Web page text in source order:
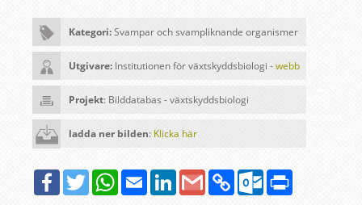
Kategori:Svampar och svampliknande organismer
Utgivare: Institutionen för växtskyddsbiologi -webb
Projekt: Bilddatabas - växtskyddsbiologi
ladda ner bilden: Klicka här
FacebookTwitter WhatsAppEmail LinkedInGoogle
Gmail
Copy
Link
Outlook.com